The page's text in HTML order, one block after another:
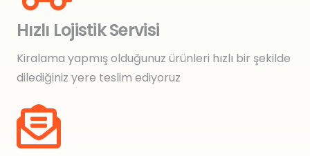
Hızlı Lojistik Servisi
Kiralama yapmış olduğunuz ürünleri hızlı bir şekilde
dilediğiniz yere teslim ediyoruz